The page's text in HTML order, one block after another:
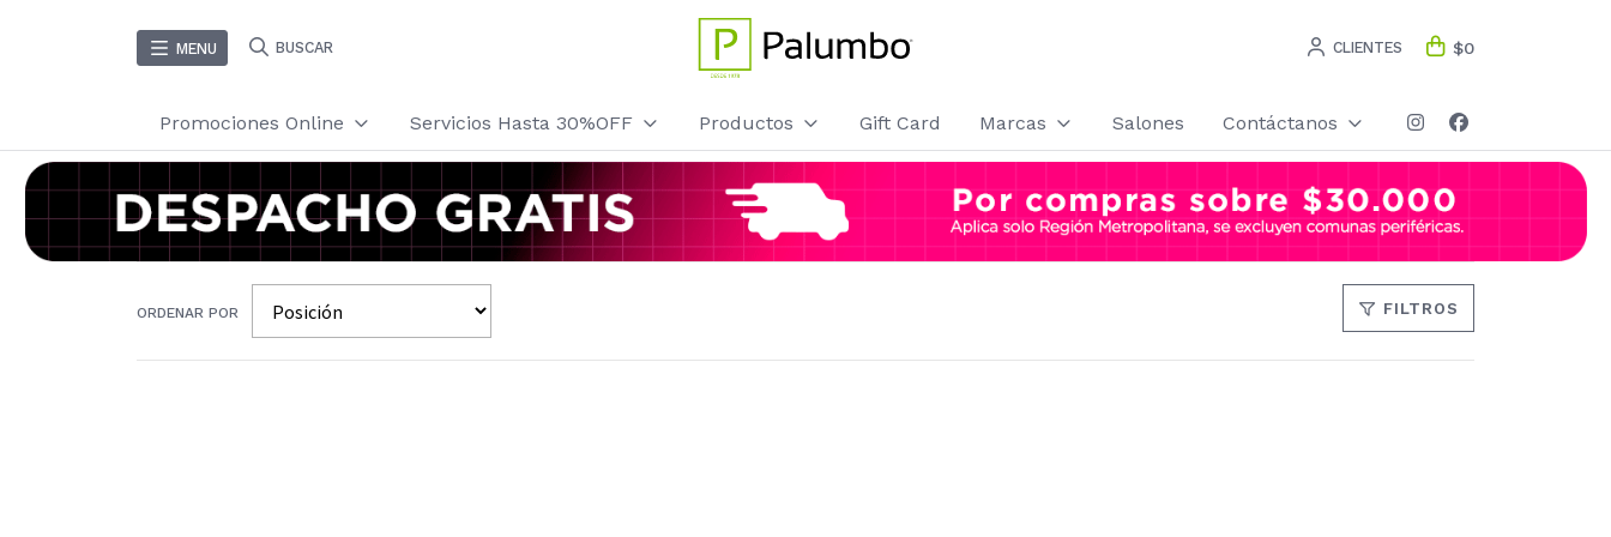
MENU BUSCAR CLIENTES $0
Promociones Online Servicios Hasta 30%OFF Productos Gift Card Marcas Salones Contáctanos
ORDENAR POR FILTROS